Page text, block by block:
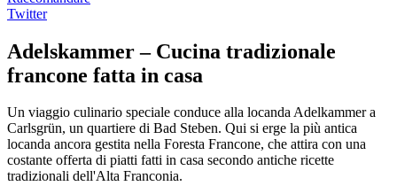
Twitter
Adelskammer – Cucina tradizionale
francone fatta in casa
Un viaggio culinario speciale conduce alla locanda Adelkammer a
Carlsgrün, un quartiere di Bad Steben. Qui si erge la più antica
locanda ancora gestita nella Foresta Francone, che attira con una
costante offerta di piatti fatti in casa secondo antiche ricette
tradizionali dell'Alta Franconia.